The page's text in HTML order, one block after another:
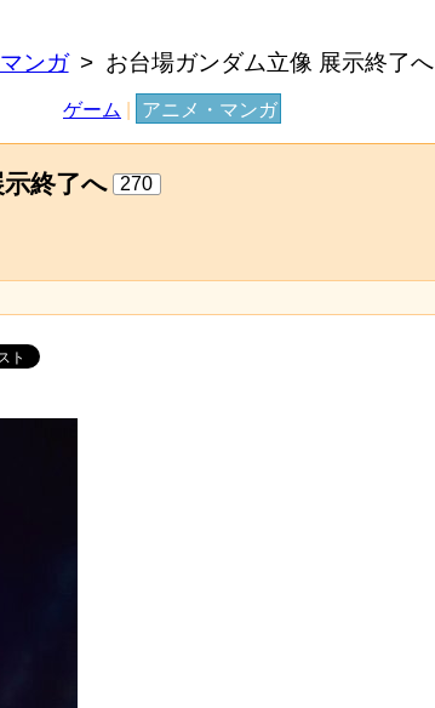
ンガ お台場ガンダム立像 展示終了へ
ゲーム アニメ・マンガ
終了へ 270